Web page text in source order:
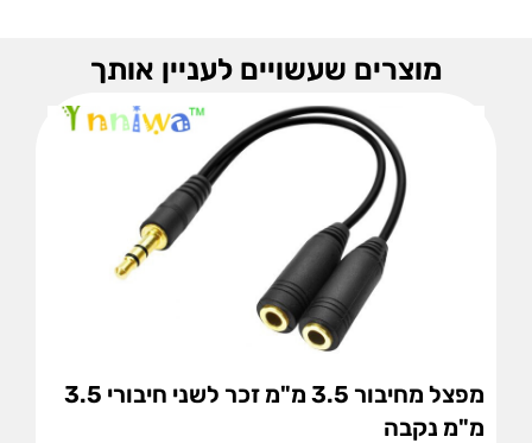
מוצרים שעשויים לעניין אותך
מפצל מחיבור 3.5 מ"מ זכר לשני חיבורי 3.5
מ"מ נקבה